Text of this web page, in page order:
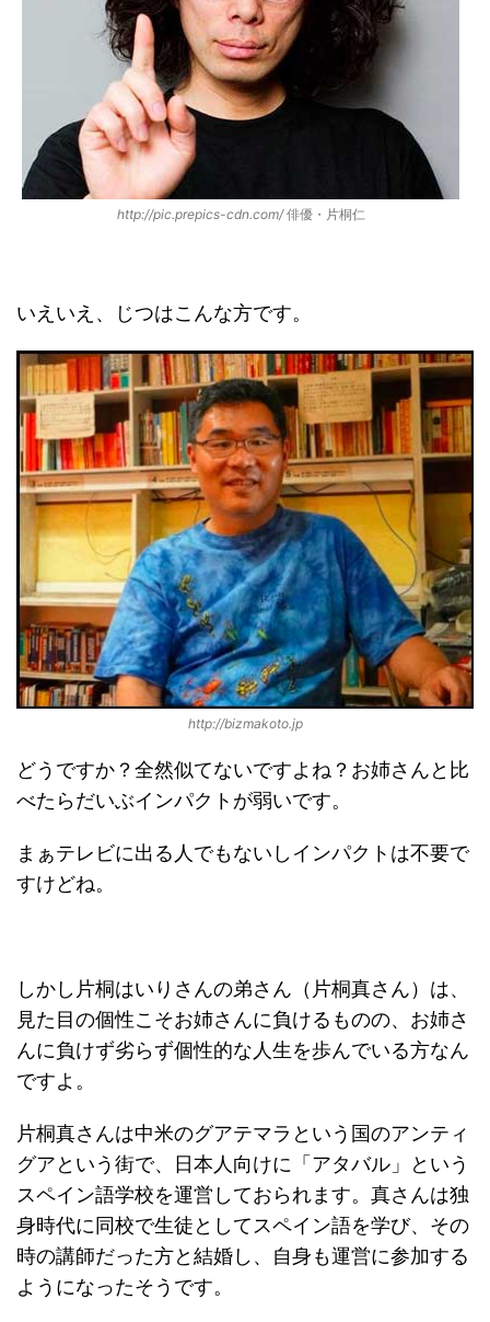
http://pic.prepics-cdn.com/俳優・片桐仁
いえいえ、じつはこんな方です。
http://bizmakoto.jp
どうですか？全然似てないですよね？お姉さんと比
べたらだいぶインパクトが弱いです。
まぁテレビに出る人でもないしインパクトは不要で
すけどね。
しかし片桐はいりさんの弟さん（片桐真さん）は、
見た目の個性こそお姉さんに負けるものの、お姉さ
んに負けず劣らず個性的な人生を歩んでいる方なん
ですよ。
片桐真さんは中米のグアテマラという国のアンティ
グアという街で、日本人向けに「アタバル」という
スペイン語学校を運営しておられます。真さんは独
身時代に同校で生徒としてスペイン語を学び、その
時の講師だった方と結婚し、自身も運営に参加する
ようになったそうです。